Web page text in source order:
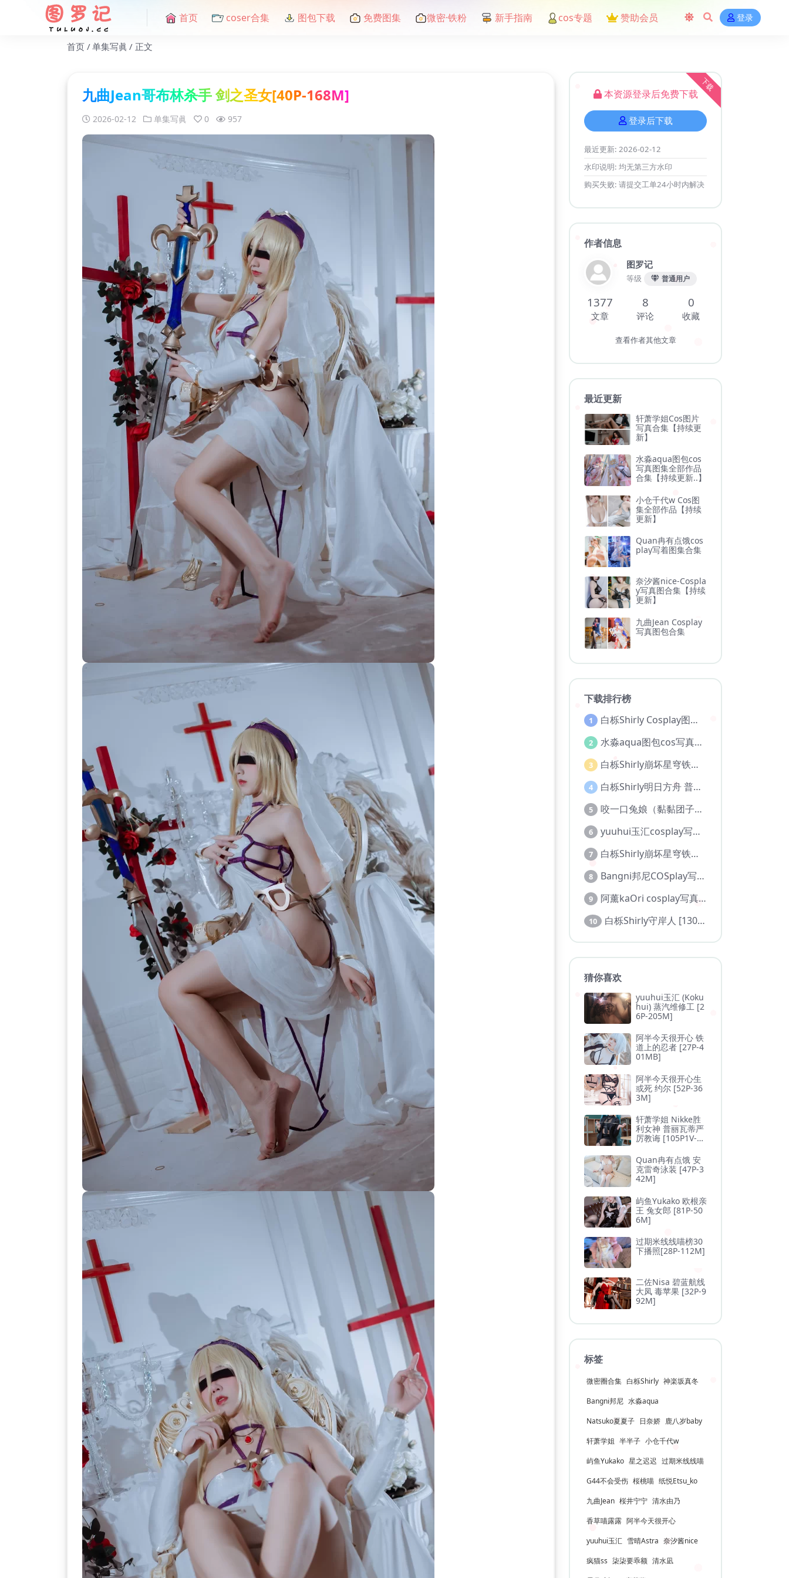
首页 coser合集 图包下载 免费图集 微密·铁粉 新手指南 cos专题 赞助会员 登录
首页 单集写眞 正文
九曲Jean哥布林杀手 剑之圣女[40P-168M]
2026-02-12 单集写眞 0 957
下载
本资源登录后免费下载
登录后下载
最近更新: 2026-02-12
水印说明: 均无第三方水印
购买失败: 请提交工单24小时内解决
作者信息
图罗记
等级 普通用户
1377
文章
8
评论
0
收藏
查看作者其他文章
最近更新
轩萧学姐Cos图片
写真合集【持续更
新】
水淼aqua图包cos
写真图集全部作品
合集【持续更新..】
小仓千代w Cos图
集全部作品【持续
更新】
Quan冉有点饿cos
play写着图集合集
奈汐酱nice-Cospla
y写真图合集【持续
更新】
九曲Jean Cosplay
写真图包合集
下载排行榜
1 白栎Shirly Cosplay图片图集合集
2 水淼aqua图包cos写真图集全部作品合集【持续更新..】
3 白栎Shirly崩坏星穹铁道 大黑塔 [130P 30V]
4 白栎Shirly明日方舟 普瑞赛斯博士服[130P25V-5.76G]
5 咬一口兔娘（黏黏团子兔）cos写真图包合集
6 yuuhui玉汇cosplay写真合集
7 白栎Shirly崩坏星穹铁道 风堇 [108P 20V]
8 Bangni邦尼COSplay写真图集【持续更新】
9 阿薰kaOri cosplay写真作品合集
10 白栎Shirly守岸人 [130P 27V]
猜你喜欢
yuuhui玉汇 (Koku
hui) 蒸汽维修工 [2
6P-205M]
阿半今天很开心 铁
道上的忍者 [27P-4
01MB]
阿半今天很开心生
或死 约尔 [52P-36
3M]
轩萧学姐 Nikke胜
利女神 普丽瓦蒂严
厉教诲 [105P1V-1.
Quan冉有点饿 安
克雷奇泳装 [47P-3
42M]
屿鱼Yukako 欧根亲
王 兔女郎 [81P-50
6M]
过期米线线喵榜30
下播照[28P-112M]
二佐Nisa 碧蓝航线
大凤 毒苹果 [32P-9
92M]
标签
微密圈合集 白栎Shirly 神楽坂真冬
Bangni邦尼 水淼aqua
Natsuko夏夏子 日奈娇 鹿八岁baby
轩萧学姐 半半子 小仓千代w
屿鱼Yukako 星之迟迟 过期米线线喵
G44不会受伤 桜桃喵 纸悦Etsu_ko
九曲Jean 桜井宁宁 清水由乃
香草喵露露 阿半今天很开心
yuuhui玉汇 雪晴Astra 奈汐酱nice
疯猫ss 柒柒要乖额 清水凪